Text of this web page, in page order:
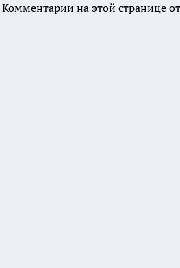
Комментарии на этой странице